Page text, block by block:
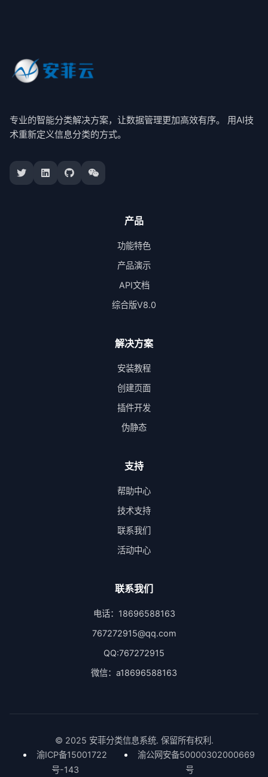
专业的智能分类解决方案，让数据管理更加高效有序。 用AI技
术重新定义信息分类的方式。
产品
功能特色
产品演示
API文档
综合版V8.0
解决方案
安装教程
创建页面
插件开发
伪静态
支持
帮助中心
技术支持
联系我们
活动中心
联系我们
电话：18696588163
767272915@qq.com
QQ:767272915
微信：a18696588163
© 2025 安菲分类信息系统. 保留所有权利.
渝ICP备15001722
号-143
渝公网安备50000302000669
号